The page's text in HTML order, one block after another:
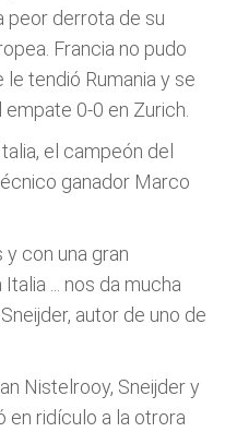
peor derrota de su
Francia no pudo
tendió Rumania y se
0-0 en Zurich.
el campeón del
ganador Marco
con una gran
... nos da mucha
autor de uno de
Nistelrooy, Sneijder y
en ridí­culo a la otrora